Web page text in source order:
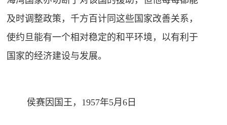
及时调整政策，千方百计同这些国家改善关系，
使约旦能有一个相对稳定的和平环境，以有利于
国家的经济建设与发展。
侯赛因国王，1957年5月6日